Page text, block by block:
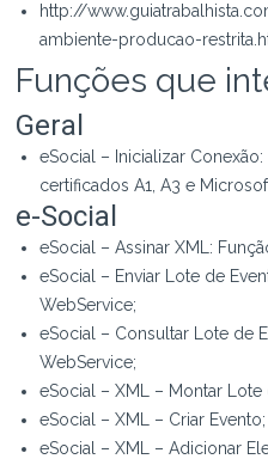
http://
ambiente-producao-
Funções que
Geral
eSocial – Inicializar
certificados A1, A3 e
e-Social
eSocial – Assinar XML:
eSocial – Enviar Lote de
WebService;
eSocial – Consultar Lote de
WebService;
eSocial – XML – Montar Lote
eSocial – XML – Criar Evento;
eSocial – XML – Adicionar